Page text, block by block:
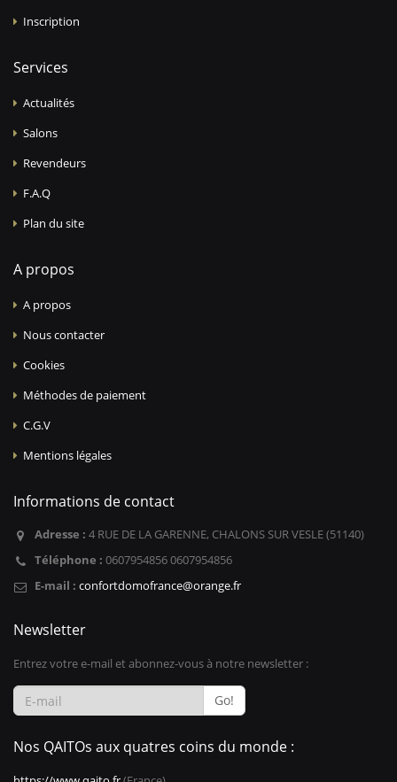
Inscription
Services
Actualités
Salons
Revendeurs
F.A.Q
Plan du site
A propos
A propos
Nous contacter
Cookies
Méthodes de paiement
C.G.V
Mentions légales
Informations de contact
Adresse : 4 RUE DE LA GARENNE, CHALONS SUR VESLE (51140)
Téléphone : 0607954856 0607954856
E-mail : confortdomofrance@orange.fr
Newsletter
Entrez votre e-mail et abonnez-vous à notre newsletter :
Go!
Nos QAITOs aux quatres coins du monde :